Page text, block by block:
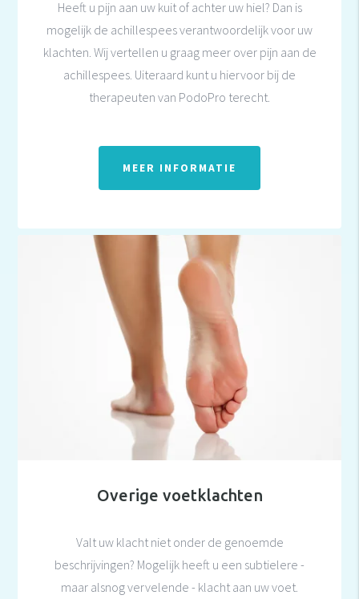
Heeft u pijn aan uw kuit of achter uw hiel? Dan is
mogelijk de achillespees verantwoordelijk voor uw
klachten. Wij vertellen u graag meer over pijn aan de
achillespees. Uiteraard kunt u hiervoor bij de
therapeuten van PodoPro terecht.
MEER INFORMATIE
Overige voetklachten
Valt uw klacht niet onder de genoemde
beschrijvingen? Mogelijk heeft u een subtielere -
maar alsnog vervelende - klacht aan uw voet.